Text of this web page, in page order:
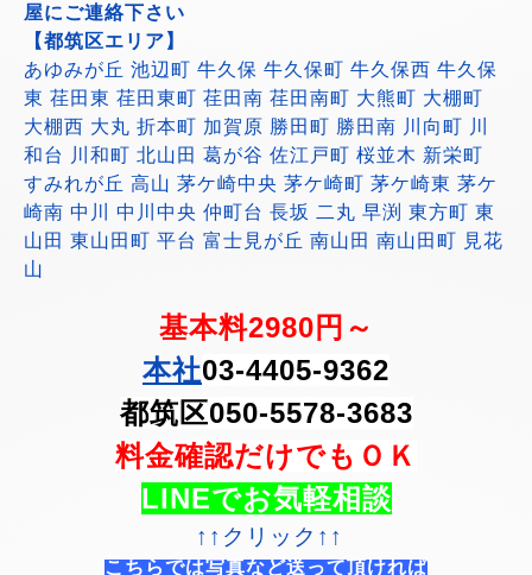
屋にご連絡下さい
【都筑区エリア】
あゆみが丘 池辺町 牛久保 牛久保町 牛久保西 牛久保
東 荏田東 荏田東町 荏田南 荏田南町 大熊町 大棚町
大棚西 大丸 折本町 加賀原 勝田町 勝田南 川向町 川
和台 川和町 北山田 葛が谷 佐江戸町 桜並木 新栄町
すみれが丘 高山 茅ケ崎中央 茅ケ崎町 茅ケ崎東 茅ケ
崎南 中川 中川中央 仲町台 長坂 二丸 早渕 東方町 東
山田 東山田町 平台 富士見が丘 南山田 南山田町 見花
山
基本料2980円～
本社03-4405-9362
都筑区050-5578-3683
料金確認だけでもＯＫ
LINEでお気軽相談
↑↑クリック↑↑
こちらでは写真など送って頂ければ